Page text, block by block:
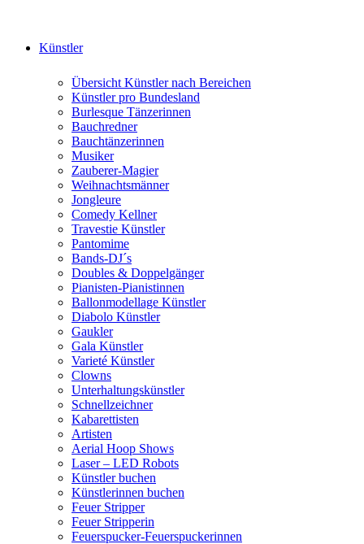
Künstler
Übersicht Künstler nach Bereichen
Künstler pro Bundesland
Burlesque Tänzerinnen
Bauchredner
Bauchtänzerinnen
Musiker
Zauberer-Magier
Weihnachtsmänner
Jongleure
Comedy Kellner
Travestie Künstler
Pantomime
Bands-DJ´s
Doubles & Doppelgänger
Pianisten-Pianistinnen
Ballonmodellage Künstler
Diabolo Künstler
Gaukler
Gala Künstler
Varieté Künstler
Clowns
Unterhaltungskünstler
Schnellzeichner
Kabarettisten
Artisten
Aerial Hoop Shows
Laser – LED Robots
Künstler buchen
Künstlerinnen buchen
Feuer Stripper
Feuer Stripperin
Feuerspucker-Feuerspuckerinnen